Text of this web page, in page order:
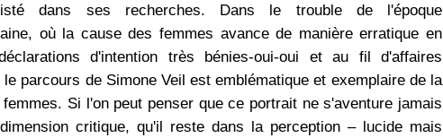
dans ses recherches. Dans le trouble de l'époque
où la cause des femmes avance de manière erratique en
d'intention très bénies-oui-oui et au fil d'affaires
parcours de Simone Veil est emblématique et exemplaire de la
Si l'on peut penser que ce portrait ne s'aventure jamais
critique, qu'il reste dans la perception – lucide mais